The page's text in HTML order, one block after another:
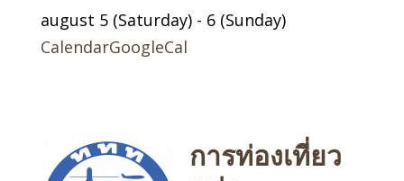
august 5 (Saturday) - 6 (Sunday)
CalendarGoogleCal
การท่องเที่ยว